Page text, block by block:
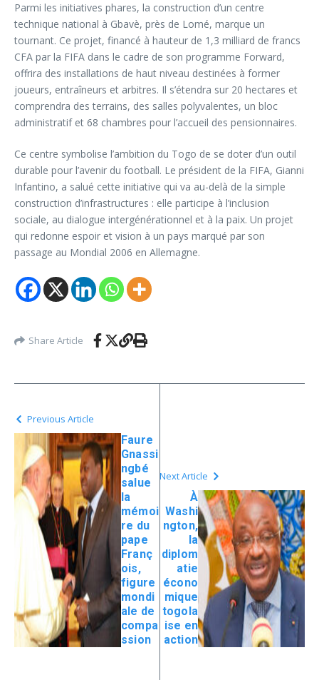
Parmi les initiatives phares, la construction d’un centre
technique national à Gbavè, près de Lomé, marque un
tournant. Ce projet, financé à hauteur de 1,3 milliard de francs
CFA par la FIFA dans le cadre de son programme Forward,
offrira des installations de haut niveau destinées à former
joueurs, entraîneurs et arbitres. Il s’étendra sur 20 hectares et
comprendra des terrains, des salles polyvalentes, un bloc
administratif et 68 chambres pour l’accueil des pensionnaires.
Ce centre symbolise l’ambition du Togo de se doter d’un outil
durable pour l’avenir du football. Le président de la FIFA, Gianni
Infantino, a salué cette initiative qui va au-delà de la simple
construction d’infrastructures : elle participe à l’inclusion
sociale, au dialogue intergénérationnel et à la paix. Un projet
qui redonne espoir et vision à un pays marqué par son
passage au Mondial 2006 en Allemagne.
Share Article
Previous Article
Faure
Gnassi
ngbé
salue
la
mémoi
re du
pape
Franç
ois,
figure
mondi
ale de
compa
ssion
Next Article
À
Washi
ngton,
la
diplom
atie
écono
mique
togola
ise en
action